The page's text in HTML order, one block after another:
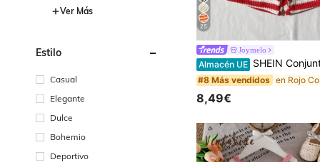
Ver Más
Estilo
Casual
Elegante
Dulce
Bohemio
Deportivo
25
Joymelo
Almacén UE SHEIN Conjunto de dos piezas de verano para niñas bebés, con top de chaleco de cuello redondo y pantalones cortos de jacquard de teca beige, con un estilo fresco, temático forestal, pastoril, suave, simple y relajado. La tela presenta una textura de tejido de teca con un grosor moderado y un ajuste adecuado. La
#8 Más vendidos
8,49€